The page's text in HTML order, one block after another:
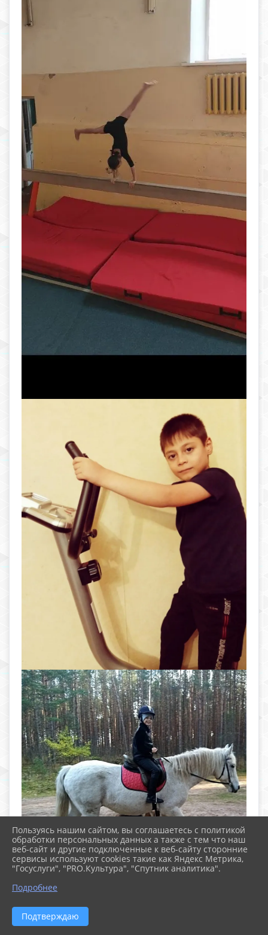
Пользуясь нашим сайтом, вы соглашаетесь с политикой
обработки персональных данных а также с тем что наш
веб-сайт и другие подключенные к веб-сайту сторонние
сервисы используют cookies такие как Яндекс Метрика,
"Госуслуги", "PRO.Культура", "Спутник аналитика".
Подробнее
Подтверждаю